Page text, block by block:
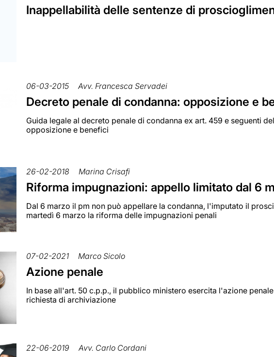
Inappellabilità delle sentenze di
06-03-2015 Avv. Francesca Servadei
Decreto penale di condanna: opposizione e
Guida legale al decreto penale di condanna ex art. 459 e seguenti
opposizione e benefici
26-02-2018 Marina Crisafi
Riforma impugnazioni: appello limitato dal 6
Dal 6 marzo il pm non può appellare la condanna, l'imputato il
martedì 6 marzo la riforma delle impugnazioni penali
07-02-2021 Marco Sicolo
Azione penale
In base all'art. 50 c.p.p., il pubblico ministero esercita l'azione
richiesta di archiviazione
22-06-2019 Avv. Carlo Cordani